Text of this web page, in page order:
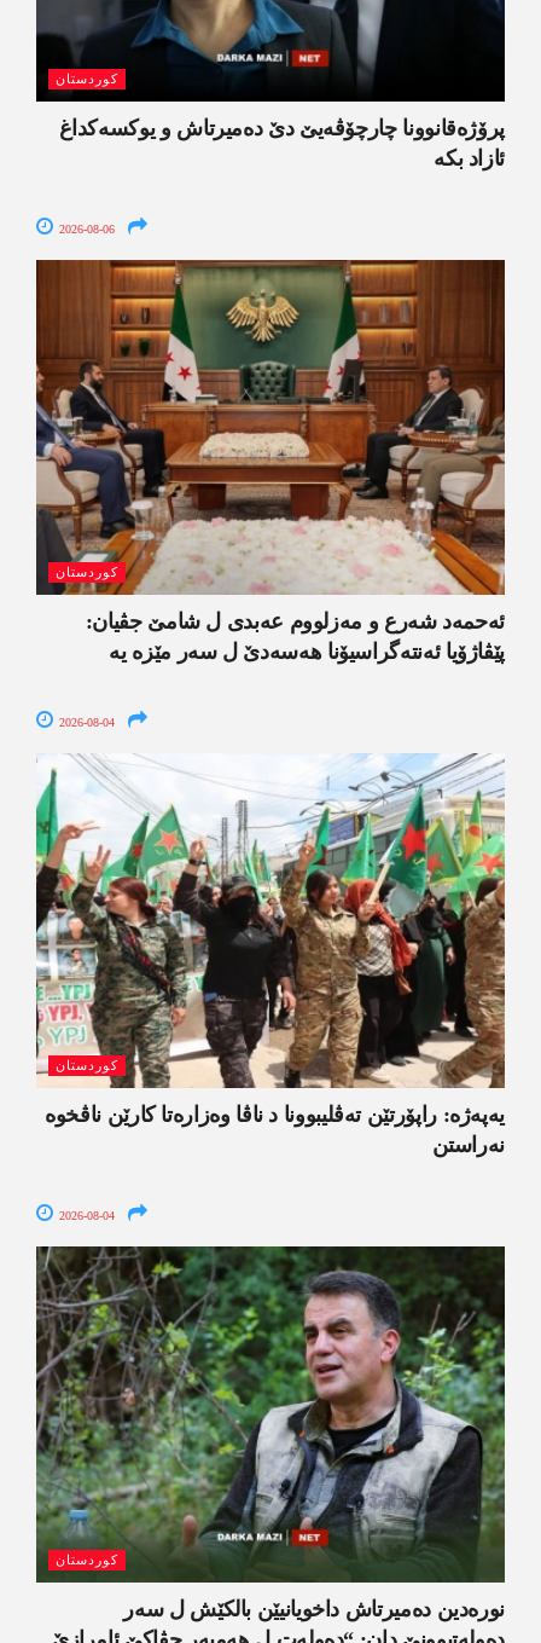
کوردستان
پرۆژەقانوونا چارچۆڤەیێ دێ دەمیرتاش و یوکسەکداغ
ئازاد بکە
2026-08-06
کوردستان
ئەحمەد شەرع و مەزلووم عەبدی ل شامێ جڤیان:
پێڤاژۆیا ئەنتەگراسیۆنا ھەسەدێ ل سەر مێزە یە
2026-08-04
کوردستان
یەپەژە: راپۆرتێن تەڤلیبوونا د ناڤا وەزارەتا کارێن ناڤخوە
نەراستن
2026-08-04
کوردستان
نورەدین دەمیرتاش داخویانیێن بالکێش ل سەر